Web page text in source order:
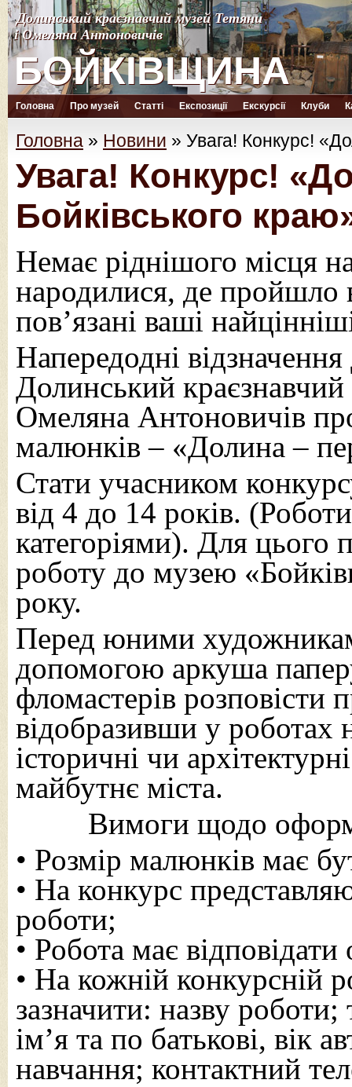
Долинський краєзнавчий музей Тетяни
і Омеляна Антоновичів
БОЙКІВЩИНА
Долинський краєзнавчий музей Тетяни
і Омеляна Антоновичів
БОЙКІВЩИНА
Головна Про музей Статті Експозиції Екскурсії Клуби
Головна » Новини » Увага! Конкурс!
Увага! Конкурс!
Бойківського
Немає ріднішого місця
народилися, де пройшло
пов’язані ваші
Напередодні
Долинський
Омеляна Антоновичів
малюнків – «Долина –
Стати учасником
від 4 до 14 років.
категоріями). Для цього
роботу до музею
року.
Перед юними
допомогою аркуша
фломастерів розповісти
відобразивши у роботах
історичні чи
майбутнє міста.
Вимоги щодо
• Розмір малюнків має
• На конкурс
роботи;
• Робота має
• На кожній конкурсній
зазначити: назву
ім’я та по батькові, вік
навчання; контактний